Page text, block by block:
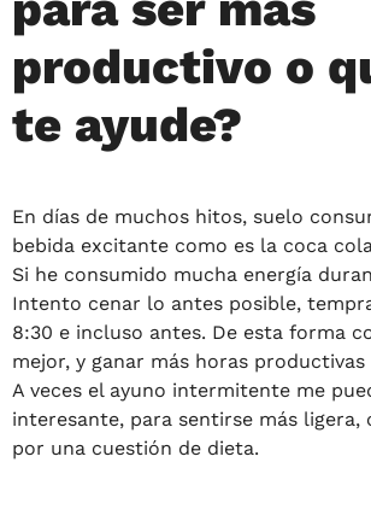
productivo o
te ayude?
En días de muchos hitos, suelo
bebida excitante como es la coca
Si he consumido mucha energía
Intento cenar lo antes posible,
8:30 e incluso antes. De esta forma
mejor, y ganar más horas productivas
A veces el ayuno intermitente me
interesante, para sentirse más ligera,
por una cuestión de dieta.